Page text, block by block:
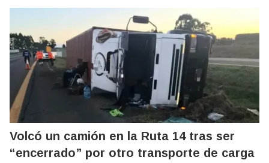
Volcó un camión en la Ruta 14 tras ser
“encerrado” por otro transporte de carga